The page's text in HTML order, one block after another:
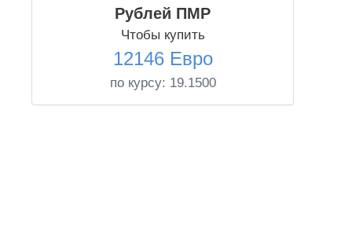
Рублей ПМР
Чтобы купить
12146 Евро
по курсу: 19.1500